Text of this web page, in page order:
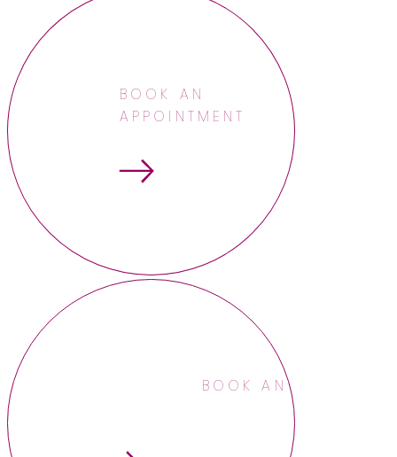
BOOK AN
APPOINTMENT
BOOK AN